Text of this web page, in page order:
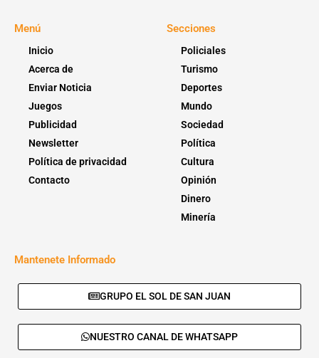
Menú
Inicio
Acerca de
Enviar Noticia
Juegos
Publicidad
Newsletter
Política de privacidad
Contacto
Secciones
Policiales
Turismo
Deportes
Mundo
Sociedad
Política
Cultura
Opinión
Dinero
Minería
Mantenete Informado
GRUPO EL SOL DE SAN JUAN
NUESTRO CANAL DE WHATSAPP